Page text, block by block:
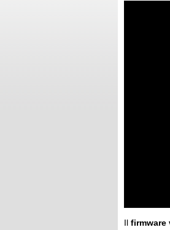
Il firmware